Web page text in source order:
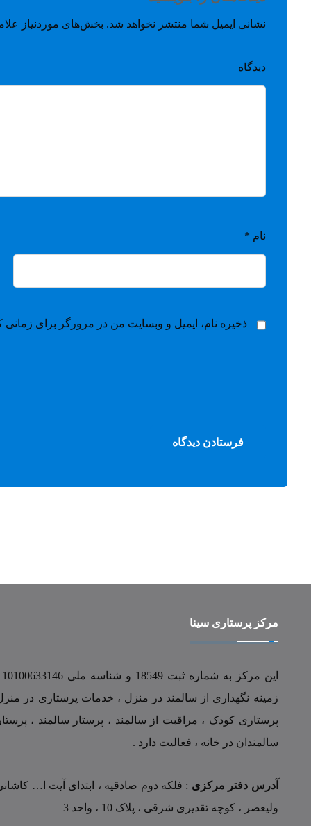
نشانی ایمیل شما منتشر نخواهد شد. بخش‌های موردنیاز
دیدگاه
نام *
ذخیره نام، ایمیل و وبسایت من در مرورگر برای زمانی
مرکز پرستاری سینا
زمینه نگهداری از سالمند در منزل ، خدمات پرستاری در
پرستاری کودک ، مراقبت از سالمند ، پرستار سالمند ،
سالمندان در خانه ، فعالیت دارد .
آدرس دفتر مرکزی : فلکه دوم صادقیه ، ابتدای آیت ا…
ولیعصر ، کوچه تقدیری شرقی ، پلاک 10 ، واحد 3